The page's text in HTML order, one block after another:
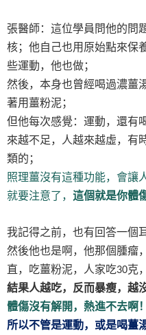
張醫師：這位學員問他的問
核；他自己也用原始點來保
些運動，他也做；
然後，本身也曾經喝過濃薑
著用薑粉泥；
但他每次感覺：運動，還有
來越不足，人越來越虛，有
類的；
照理薑沒有這種功能，會讓
就要注意了， 這個就是你體
我記得之前，也有回答一個
然後他也是啊，他那個腫瘤
直，吃薑粉泥，人家吃30克
結果人越吃，反而暴瘦，越
體傷沒有解開，熱進不去啊
所以不管是運動，或是喝薑